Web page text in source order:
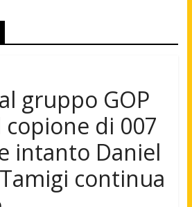
gruppo GOP
copione di 007
e intanto Daniel
continua